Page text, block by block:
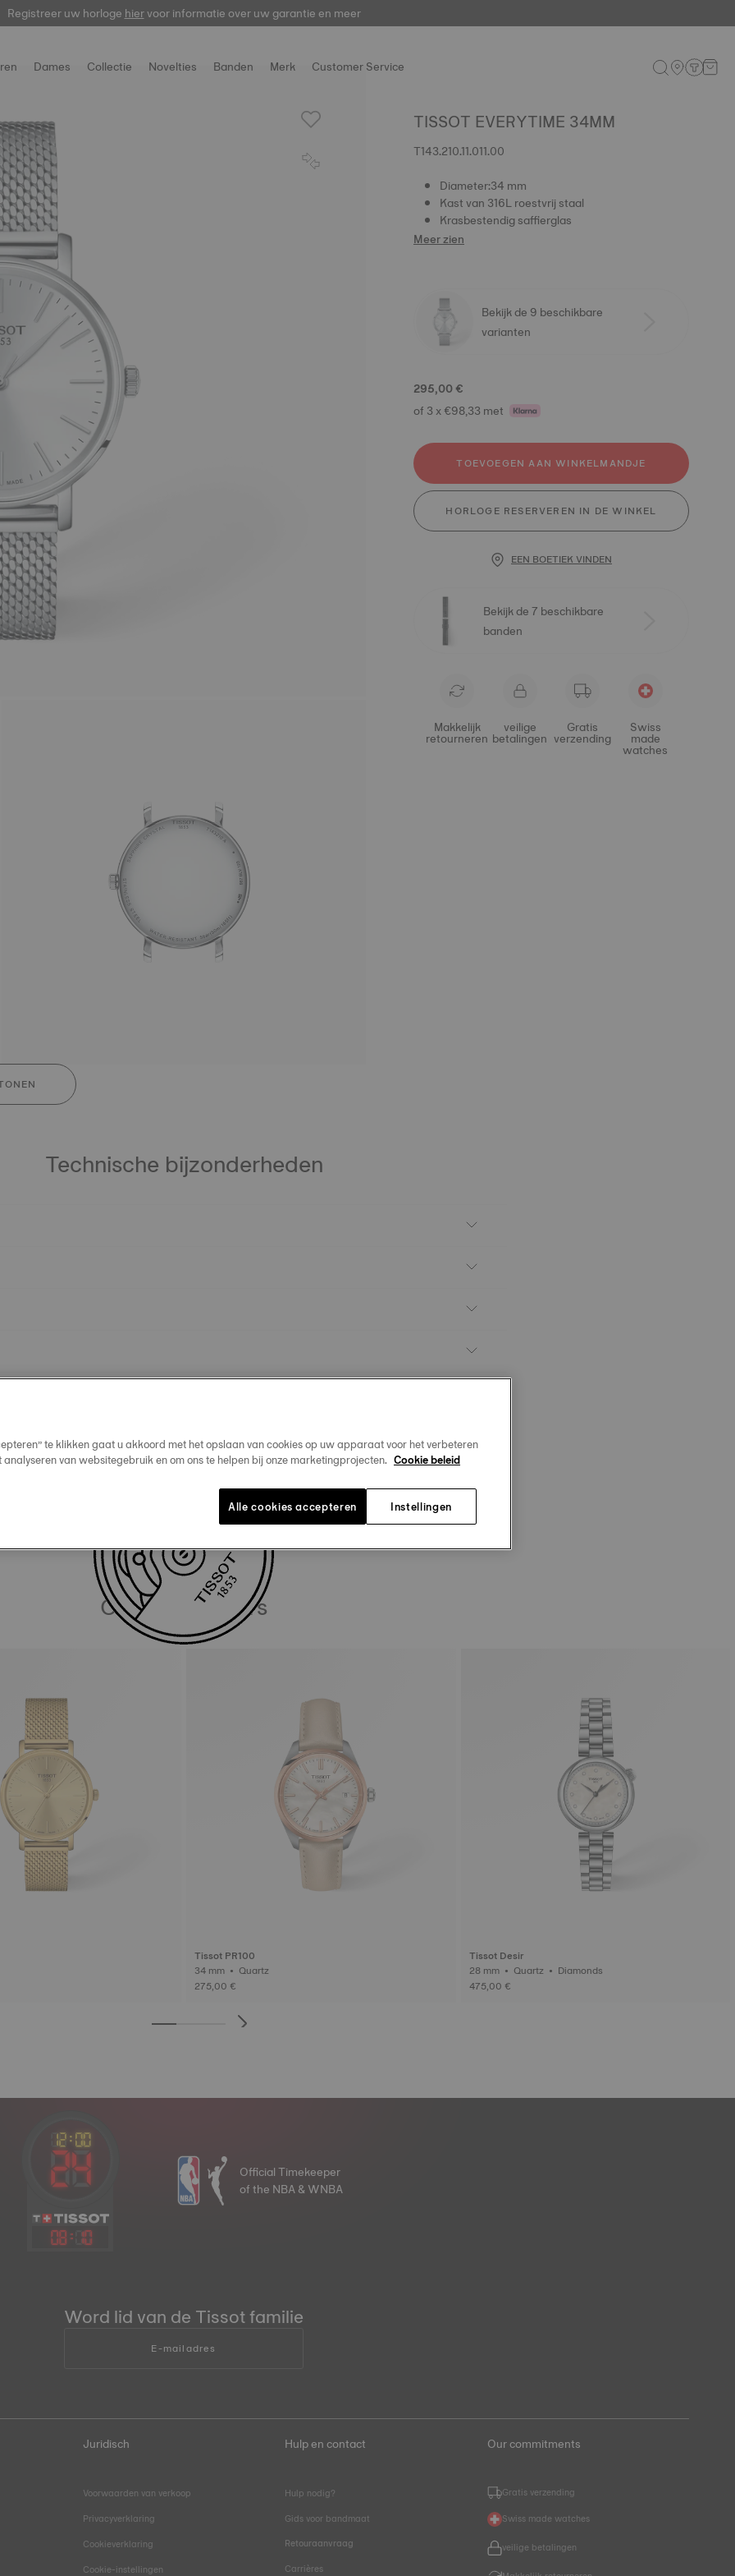
Registreer uw horlogehiervoor informatie over uw garantie en meer
Dames Collectie Novelties Banden Merk Customer Service
TISSOT EVERYTIME 34MM
T143.210.11.011.00
Diameter:34 mm
Kast van 316L roestvrij staal
Krasbestendig saffierglas
Meer zien
Bekijk de 9 beschikbare
varianten
295,00 €
of 3 x €98,33 met
TOEVOEGEN AAN WINKELMANDJE
HORLOGE RESERVEREN IN DE WINKEL
EEN BOETIEK VINDEN
Bekijk de 7 beschikbare
banden
Makkelijk
retourneren
veilige
betalingen
Gratis
verzending
Swiss
made
watches
Technische bijzonderheden
Onze bestsellers
Tissot PR100
34 mm • Quartz
275,00 €
Tissot Desir
28 mm • Quartz • Diamonds
475,00 €
08: 10
Official Timekeeper
of the NBA & WNBA
Word lid van de Tissot familie
E-mailadres
Juridisch
Voorwaarden van verkoop
Privacyverklaring
Cookieverklaring
Cookie-instellingen
Hulp en contact
Hulp nodig?
Gids voor bandmaat
Retouraanvraag
Carrières
Our commitments
Gratis verzending
Swiss made watches
veilige betalingen
te klikken gaat u akkoord met het opslaan van cookies op uw apparaat voor het verbeteren
van websitegebruik en om ons te helpen bij onze marketingprojecten. Cookie beleid
Instellingen
Alle cookies accepteren